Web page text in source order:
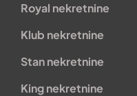
Royal nekretnine
Klub nekretnine
Stan nekretnine
King nekretnine